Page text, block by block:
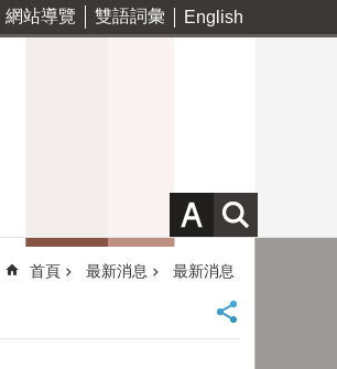
網站導覽 雙語詞彙 English
首頁 最新消息 最新消息